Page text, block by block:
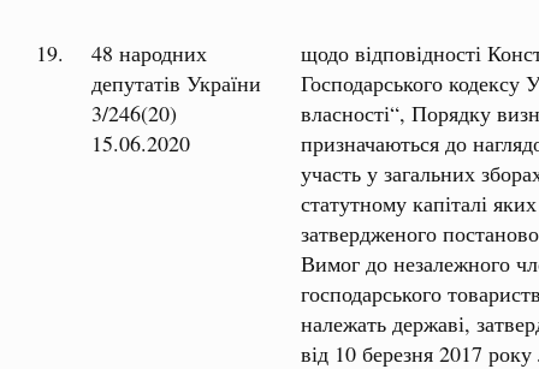
19.
48 народних
депутатів України
3/246(20)
15.06.2020
щодо відповідності
Господарського
власності“, Порядку
призначаються до
участь у загальних
статутному капіталі
затвердженого
Вимог до незалежного
господарського
належать державі,
від 10 березня 2017